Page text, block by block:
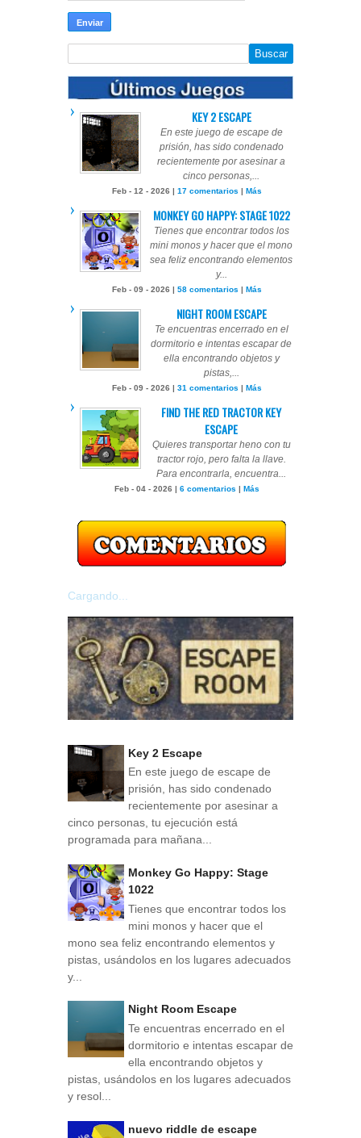
KEY 2 ESCAPE
En este juego de escape de
prisión, has sido condenado
recientemente por asesinar a
cinco personas,...
Feb - 12 - 2026 | 17 comentarios | Más
MONKEY GO HAPPY: STAGE 1022
Tienes que encontrar todos los
mini monos y hacer que el mono
sea feliz encontrando elementos
y...
Feb - 09 - 2026 | 58 comentarios | Más
NIGHT ROOM ESCAPE
Te encuentras encerrado en el
dormitorio e intentas escapar de
ella encontrando objetos y
pistas,...
Feb - 09 - 2026 | 31 comentarios | Más
FIND THE RED TRACTOR KEY
ESCAPE
Quieres transportar heno con tu
tractor rojo, pero falta la llave.
Para encontrarla, encuentra...
Feb - 04 - 2026 | 6 comentarios | Más
Cargando...
Key 2 Escape
En este juego de escape de
prisión, has sido condenado
recientemente por asesinar a
cinco personas, tu ejecución está
programada para mañana...
Monkey Go Happy: Stage
1022
Tienes que encontrar todos los
mini monos y hacer que el
mono sea feliz encontrando elementos y
pistas, usándolos en los lugares adecuados
y...
Night Room Escape
Te encuentras encerrado en el
dormitorio e intentas escapar de
ella encontrando objetos y
pistas, usándolos en los lugares adecuados
y resol...
nuevo riddle de escape